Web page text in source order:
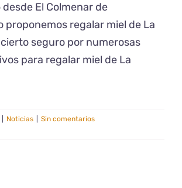
desde El Colmenar de
proponemos regalar miel de La
seguro por numerosas
para regalar miel de La
Noticias
Sin comentarios